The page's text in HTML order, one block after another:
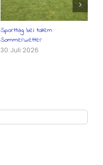
Sporttag bei tollem
Sommerwetter
30. Juli 2026